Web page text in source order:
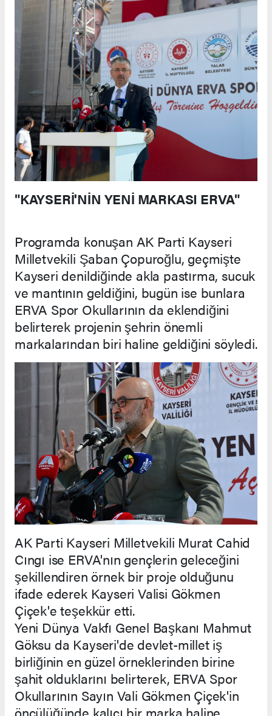
"KAYSERİ'NİN YENİ MARKASI ERVA"
Programda konuşan AK Parti Kayseri
Milletvekili Şaban Çopuroğlu, geçmişte
Kayseri denildiğinde akla pastırma, sucuk
ve mantının geldiğini, bugün ise bunlara
ERVA Spor Okullarının da eklendiğini
belirterek projenin şehrin önemli
markalarından biri haline geldiğini söyledi.
AK Parti Kayseri Milletvekili Murat Cahid
Cıngı ise ERVA'nın gençlerin geleceğini
şekillendiren örnek bir proje olduğunu
ifade ederek Kayseri Valisi Gökmen
Çiçek'e teşekkür etti.
Yeni Dünya Vakfı Genel Başkanı Mahmut
Göksu da Kayseri'de devlet-millet iş
birliğinin en güzel örneklerinden birine
şahit olduklarını belirterek, ERVA Spor
Okullarının Sayın Vali Gökmen Çiçek'in
öncülüğünde kalıcı bir marka haline